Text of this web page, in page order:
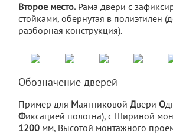
Второе место.Рама двери с
стойками, обернутая в полиэтилен
разборная конструкция).
Обозначение дверей
Пример для Маятниковой Двери О
Фиксацией полотна), с Шириной
1200 мм, Высотой монтажного